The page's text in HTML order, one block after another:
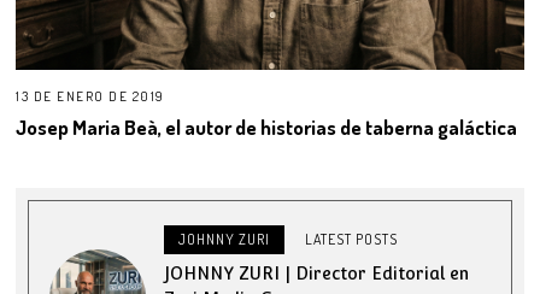
13 DE ENERO DE 2019
Josep Maria Beà, el autor de historias de taberna galáctica
JOHNNY ZURI LATEST POSTS
JOHNNY ZURI | Director Editorial en